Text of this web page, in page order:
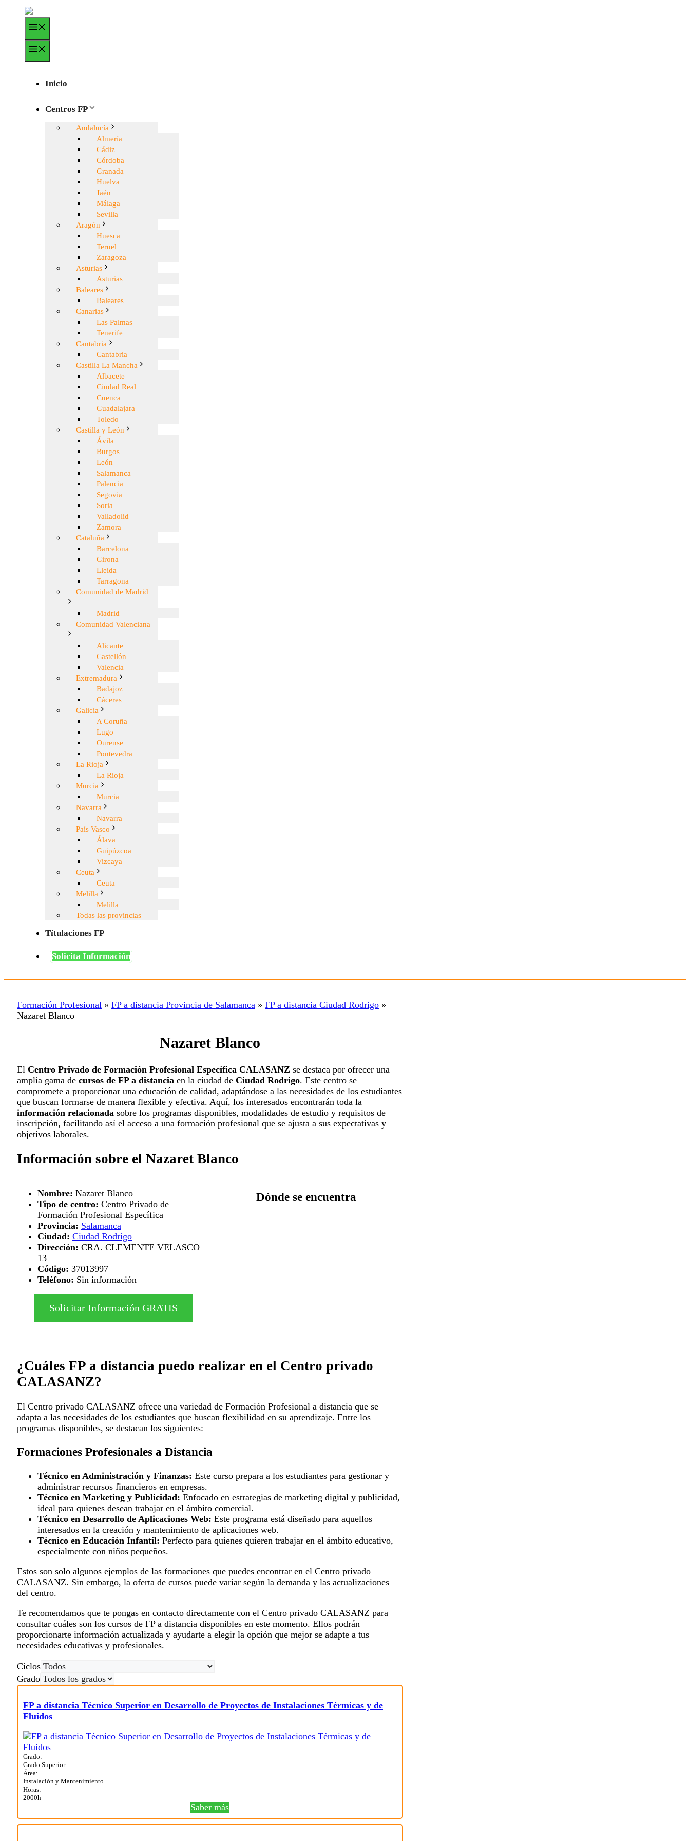
Saltar
contenido
Inicio
Centros FP
Andalucía
Almería
Cádiz
Córdoba
Granada
Huelva
Jaén
Málaga
Sevilla
Aragón
Huesca
Teruel
Zaragoza
Asturias
Asturias
Baleares
Baleares
Canarias
Las Palmas
Tenerife
Cantabria
Cantabria
Castilla La Mancha
Albacete
Ciudad Real
Cuenca
Guadalajara
Toledo
Castilla y León
Ávila
Burgos
León
Salamanca
Palencia
Segovia
Soria
Valladolid
Zamora
Cataluña
Barcelona
Girona
Lleida
Tarragona
Comunidad de Madrid
Madrid
Comunidad Valenciana
Alicante
Castellón
Valencia
Extremadura
Badajoz
Cáceres
Galicia
A Coruña
Lugo
Ourense
Pontevedra
La Rioja
La Rioja
Murcia
Murcia
Navarra
Navarra
País Vasco
Álava
Guipúzcoa
Vizcaya
Ceuta
Ceuta
Melilla
Melilla
Todas las provincias
Títulaciones FP
Solicita Información
Formación Profesional » FP a distancia Provincia de Salamanca » FP a distancia Ciudad Rodrigo »
Nazaret Blanco
Nazaret Blanco
El Centro Privado de Formación Profesional Específica CALASANZ se destaca por ofrecer una
amplia gama de cursos de FP a distancia en la ciudad de Ciudad Rodrigo. Este centro se
compromete a proporcionar una educación de calidad, adaptándose a las necesidades de los estudiantes
que buscan formarse de manera flexible y efectiva. Aquí, los interesados encontrarán toda la
información relacionada sobre los programas disponibles, modalidades de estudio y requisitos de
inscripción, facilitando así el acceso a una formación profesional que se ajusta a sus expectativas y
objetivos laborales.
Información sobre el Nazaret Blanco
Nombre: Nazaret Blanco
Tipo de centro: Centro Privado de
Formación Profesional Específica
Provincia: Salamanca
Ciudad: Ciudad Rodrigo
Dirección: CRA. CLEMENTE VELASCO
13
Código: 37013997
Teléfono: Sin información
Solicitar Información GRATIS
Dónde se encuentra
¿Cuáles FP a distancia puedo realizar en el Centro privado
CALASANZ?
El Centro privado CALASANZ ofrece una variedad de Formación Profesional a distancia que se
adapta a las necesidades de los estudiantes que buscan flexibilidad en su aprendizaje. Entre los
programas disponibles, se destacan los siguientes:
Formaciones Profesionales a Distancia
Técnico en Administración y Finanzas: Este curso prepara a los estudiantes para gestionar y
administrar recursos financieros en empresas.
Técnico en Marketing y Publicidad: Enfocado en estrategias de marketing digital y publicidad,
ideal para quienes desean trabajar en el ámbito comercial.
Técnico en Desarrollo de Aplicaciones Web: Este programa está diseñado para aquellos
interesados en la creación y mantenimiento de aplicaciones web.
Técnico en Educación Infantil: Perfecto para quienes quieren trabajar en el ámbito educativo,
especialmente con niños pequeños.
Estos son solo algunos ejemplos de las formaciones que puedes encontrar en el Centro privado
CALASANZ. Sin embargo, la oferta de cursos puede variar según la demanda y las actualizaciones
del centro.
Te recomendamos que te pongas en contacto directamente con el Centro privado CALASANZ para
consultar cuáles son los cursos de FP a distancia disponibles en este momento. Ellos podrán
proporcionarte información actualizada y ayudarte a elegir la opción que mejor se adapte a tus
necesidades educativas y profesionales.
Ciclos
Grado
FP a distancia Técnico Superior en Desarrollo de Proyectos de Instalaciones Térmicas y de
Fluidos
Grado:
Grado Superior
Área:
Instalación y Mantenimiento
Horas:
2000h
Saber más